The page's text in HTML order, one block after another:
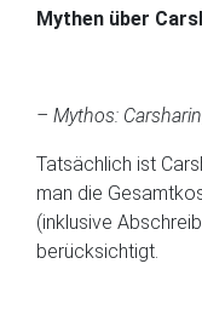
Mythen über
– Mythos:
Tatsächlich ist
man die
(inklusive
berücksichtigt.